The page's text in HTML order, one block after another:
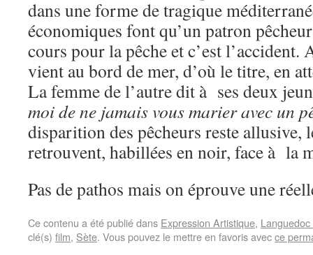
dans une forme de tragique
économiques font qu’un patron
cours pour la pêche et c’est l’accident.
vient au bord de mer, d’où le titre, en
La femme de l’autre dit à ses deux
moi de ne jamais vous marier avec un
disparition des pêcheurs reste allusive,
retrouvent, habillées en noir, face à la
Pas de pathos mais on éprouve une
Ce contenu a été publié dans Expression Artistique,
clé(s) film, Sète. Vous pouvez le mettre en favoris avecce